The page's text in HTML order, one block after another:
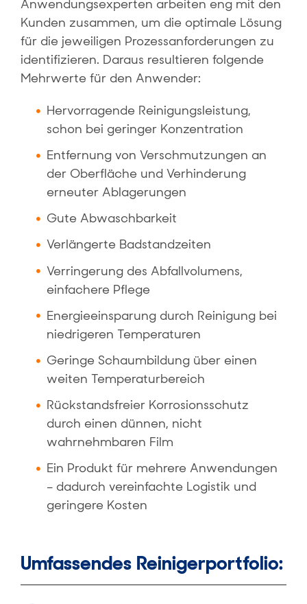
Anwendungsexperten arbeiten eng mit den
Kunden zusammen, um die optimale Lösung
für die jeweiligen Prozessanforderungen zu
identifizieren. Daraus resultieren folgende
Mehrwerte für den Anwender:
Hervorragende Reinigungsleistung,
schon bei geringer Konzentration
Entfernung von Verschmutzungen an
der Oberfläche und Verhinderung
erneuter Ablagerungen
Gute Abwaschbarkeit
Verlängerte Badstandzeiten
Verringerung des Abfallvolumens,
einfachere Pflege
Energieeinsparung durch Reinigung bei
niedrigeren Temperaturen
Geringe Schaumbildung über einen
weiten Temperaturbereich
Rückstandsfreier Korrosionsschutz
durch einen dünnen, nicht
wahrnehmbaren Film
Ein Produkt für mehrere Anwendungen
– dadurch vereinfachte Logistik und
geringere Kosten
Umfassendes Reinigerportfolio: